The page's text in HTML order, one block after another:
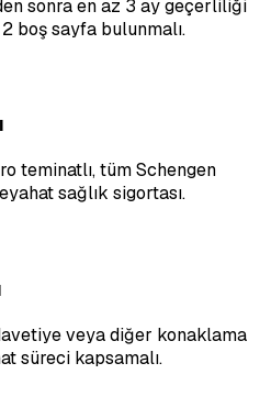
sonra en az 3 ay geçerliliği
boş sayfa bulunmalı.
teminatlı, tüm Schengen
sağlık sigortası.
veya diğer konaklama
süreci kapsamalı.